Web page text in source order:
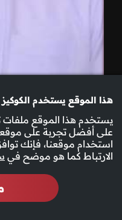
04-12-2025
هذا الموقع يستخدم
يستخدم هذا الموقع
على أفضل تجربة على
استخدام موقعنا، فإنك
الارتباط كما هو موضح في